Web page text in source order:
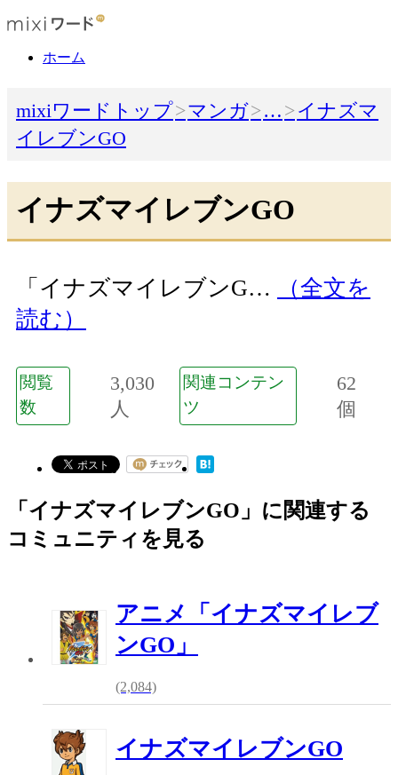
ホーム
mixiワードトップ マンガ …
イナズマ
イレブンGO
イナズマイレブンGO
「イナズマイレブンG…
（全文を
読む）
閲覧
数
3,030
人
関連コンテン
ツ
62
個
「イナズマイレブンGO」に関連する
コミュニティを見る
アニメ「イナズマイレブ
ンGO」
(2,084)
イナズマイレブンGO